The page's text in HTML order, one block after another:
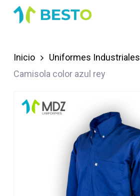
Skip
content
Inicio Uniformes Industriales
Camisola color azul rey